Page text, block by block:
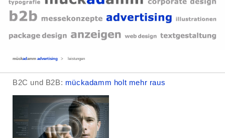
mückadamm advertising > leistungen
B2C und B2B: mückadamm holt mehr raus